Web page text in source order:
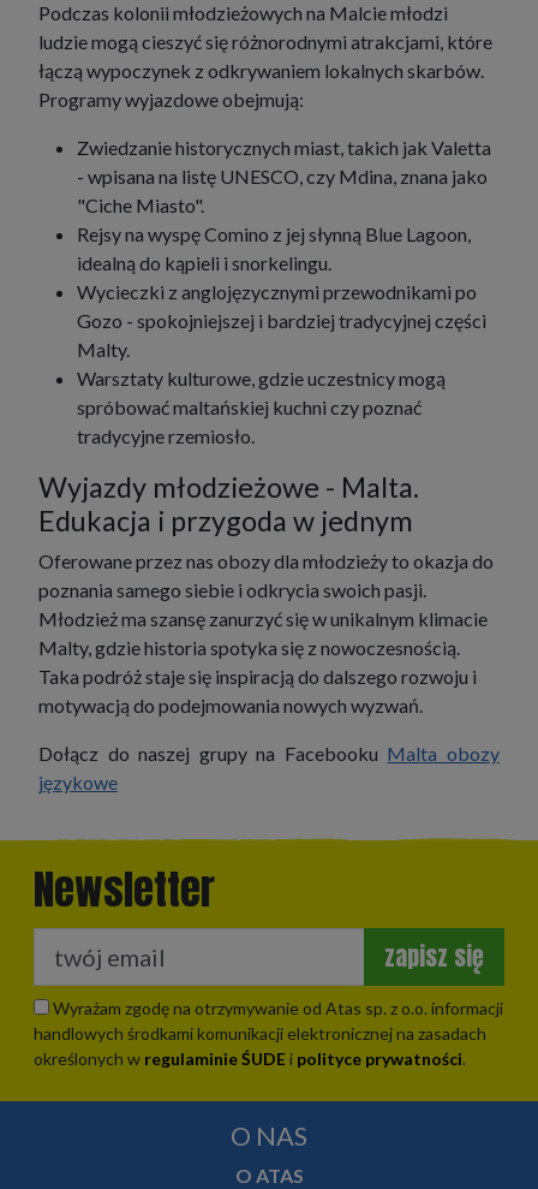
Podczas kolonii młodzieżowych na Malcie młodzi
ludzie mogą cieszyć się różnorodnymi atrakcjami, które
łączą wypoczynek z odkrywaniem lokalnych skarbów.
Programy wyjazdowe obejmują:
Zwiedzanie historycznych miast, takich jak Valetta
- wpisana na listę UNESCO, czy Mdina, znana jako
"Ciche Miasto".
Rejsy na wyspę Comino z jej słynną Blue Lagoon,
idealną do kąpieli i snorkelingu.
Wycieczki z anglojęzycznymi przewodnikami po
Gozo - spokojniejszej i bardziej tradycyjnej części
Malty.
Warsztaty kulturowe, gdzie uczestnicy mogą
spróbować maltańskiej kuchni czy poznać
tradycyjne rzemiosło.
Wyjazdy młodzieżowe - Malta.
Edukacja i przygoda w jednym
Oferowane przez nas obozy dla młodzieży to okazja do
poznania samego siebie i odkrycia swoich pasji.
Młodzież ma szansę zanurzyć się w unikalnym klimacie
Malty, gdzie historia spotyka się z nowoczesnością.
Taka podróż staje się inspiracją do dalszego rozwoju i
motywacją do podejmowania nowych wyzwań.
Dołącz do naszej grupy na Facebooku Malta obozy
językowe
Newsletter
zapisz się
Wyrażam zgodę na otrzymywanie od Atas sp. z o.o. informacji
handlowych środkami komunikacji elektronicznej na zasadach
określonych w regulaminie ŚUDE i polityce prywatności.
O NAS
O ATAS